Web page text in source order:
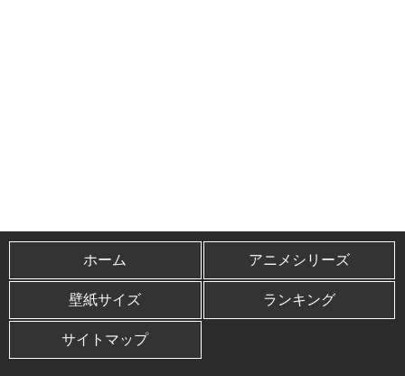
ホーム アニメシリーズ
壁紙サイズ ランキング
サイトマップ